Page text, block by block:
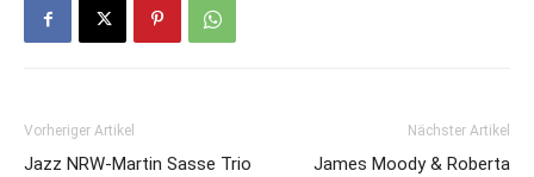
Vorheriger Artikel
Jazz NRW-Martin Sasse Trio
Nächster Artikel
James Moody & Roberta